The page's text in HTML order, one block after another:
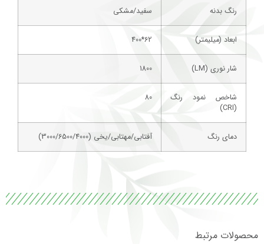
رنگ بدنه سفید/مشکی
ابعاد (میلیمتر) 62*400
شار نوری (LM) 1800
شاخص نمود رنگ
(CRI)
80
دمای رنگ آفتابی/مهتابی/یخی (3000/6500/4000)
محصولات مرتبط